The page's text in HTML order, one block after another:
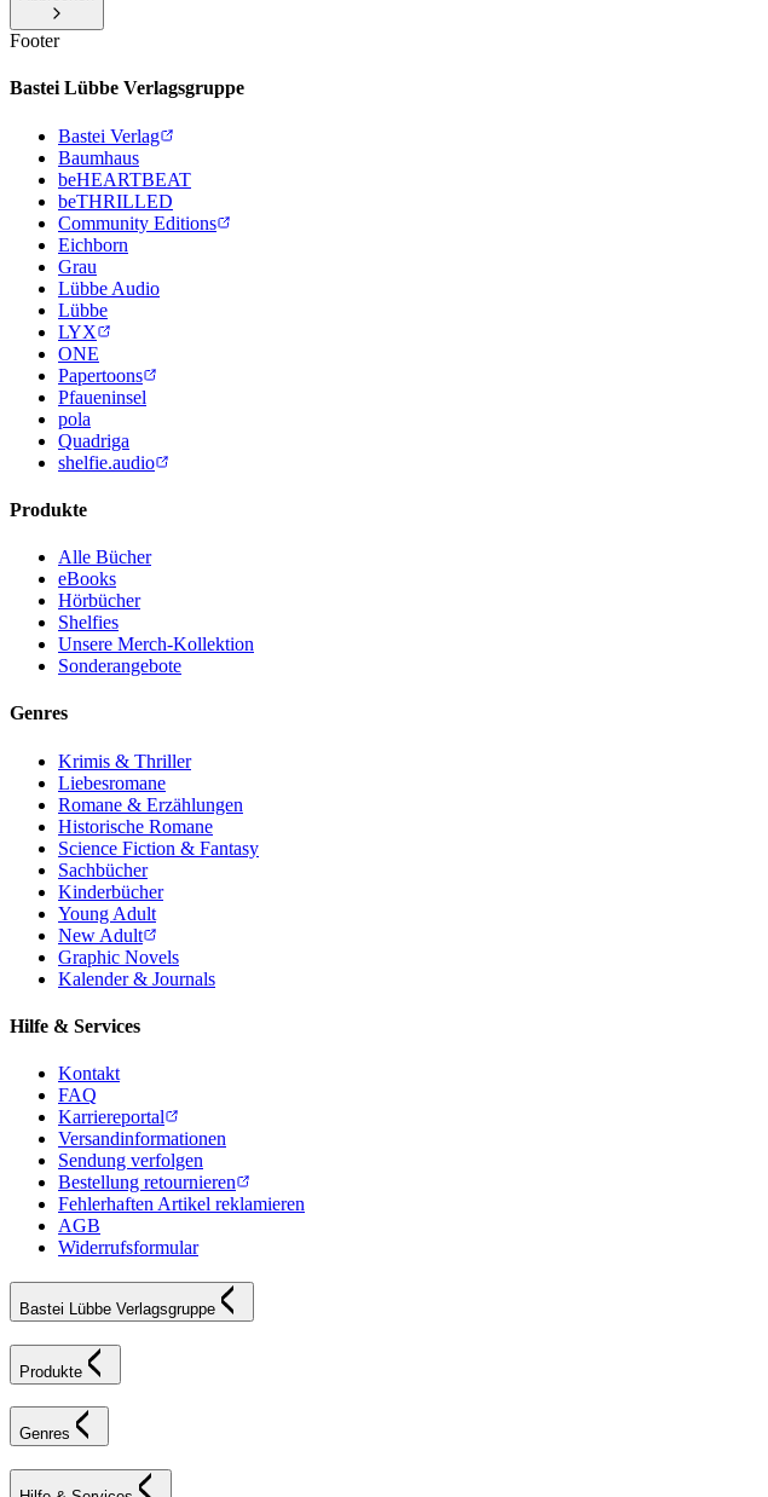
Footer
Bastei Lübbe Verlagsgruppe
Bastei Verlag
Baumhaus
beHEARTBEAT
beTHRILLED
Community Editions
Eichborn
Grau
Lübbe Audio
Lübbe
LYX
ONE
Papertoons
Pfaueninsel
pola
Quadriga
shelfie.audio
Produkte
Alle Bücher
eBooks
Hörbücher
Shelfies
Unsere Merch-Kollektion
Sonderangebote
Genres
Krimis & Thriller
Liebesromane
Romane & Erzählungen
Historische Romane
Science Fiction & Fantasy
Sachbücher
Kinderbücher
Young Adult
New Adult
Graphic Novels
Kalender & Journals
Hilfe & Services
Kontakt
FAQ
Karriereportal
Versandinformationen
Sendung verfolgen
Bestellung retournieren
Fehlerhaften Artikel reklamieren
AGB
Widerrufsformular
Bastei Lübbe Verlagsgruppe
Produkte
Genres